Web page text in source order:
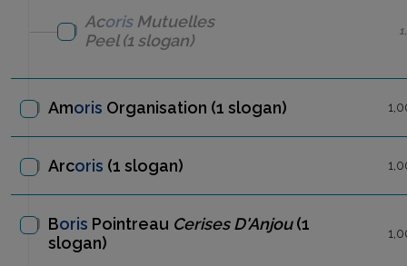
AcorisMutuelles
Peel(1 slogan)
Amoris Organisation (1 slogan)
Arcoris (1 slogan)
Boris Pointreau Cerises D'Anjou(1
slogan)